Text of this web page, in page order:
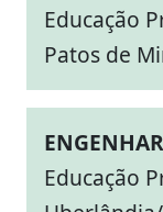
Educação
Patos de
Educação